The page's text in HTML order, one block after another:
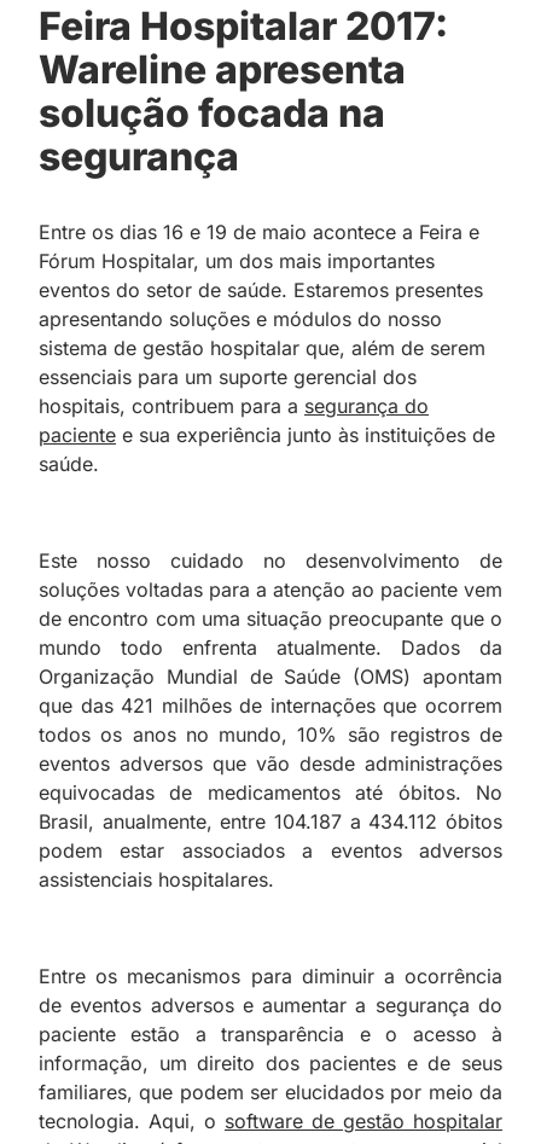
Feira Hospitalar 2017:
Wareline apresenta
solução focada na
segurança
Entre os dias 16 e 19 de maio acontece a Feira e
Fórum Hospitalar, um dos mais importantes
eventos do setor de saúde. Estaremos presentes
apresentando soluções e módulos do nosso
sistema de gestão hospitalar que, além de serem
essenciais para um suporte gerencial dos
hospitais, contribuem para a segurança do
paciente e sua experiência junto às instituições de
saúde.
Este nosso cuidado no desenvolvimento de
soluções voltadas para a atenção ao paciente vem
de encontro com uma situação preocupante que o
mundo todo enfrenta atualmente. Dados da
Organização Mundial de Saúde (OMS) apontam
que das 421 milhões de internações que ocorrem
todos os anos no mundo, 10% são registros de
eventos adversos que vão desde administrações
equivocadas de medicamentos até óbitos. No
Brasil, anualmente, entre 104.187 a 434.112 óbitos
podem estar associados a eventos adversos
assistenciais hospitalares.
Entre os mecanismos para diminuir a ocorrência
de eventos adversos e aumentar a segurança do
paciente estão a transparência e o acesso à
informação, um direito dos pacientes e de seus
familiares, que podem ser elucidados por meio da
tecnologia. Aqui, o software de gestão hospitalar